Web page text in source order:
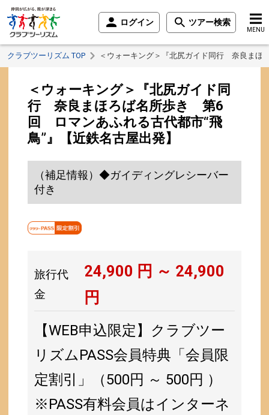
ログイン ツアー検索
MENU
クラブツーリズム TOP ＜ウォーキング＞『北尻ガイド同行 奈良ま
＜ウォーキング＞『北尻ガイド同
行 奈良まほろば名所歩き 第6
回 ロマンあふれる古代都市“飛
鳥”』【近鉄名古屋出発】
（補足情報）◆ガイディングレシーバー
付き
旅行代
金
24,900 円 ～ 24,900
円
【WEB申込限定】クラブツー
リズムPASS会員特典「会員限
定割引」（500円 ～ 500円 ）
※PASS有料会員はインターネ